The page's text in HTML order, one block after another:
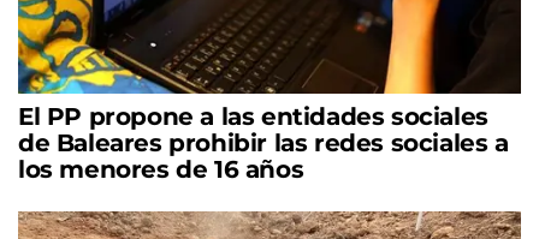
El PP propone a las entidades sociales
de Baleares prohibir las redes sociales a
los menores de 16 años